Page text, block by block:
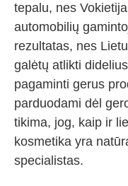
tepalu, nes
automobilių
rezultatas, nes
galėtų atlikti
pagaminti gerus
parduodami dėl
tikima, jog, kaip ir
kosmetika yra
specialistas.